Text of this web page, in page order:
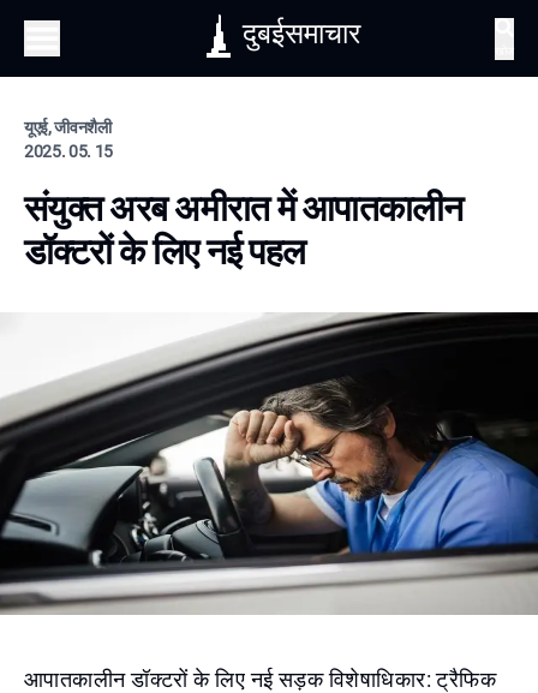
दुबईसमाचार
यूएई, जीवनशैली
2025. 05. 15
संयुक्त अरब अमीरात में आपातकालीन
डॉक्टरों के लिए नई पहल
आपातकालीन डॉक्टरों के लिए नई सड़क विशेषाधिकार: ट्रैफिक